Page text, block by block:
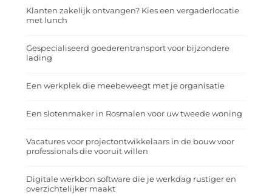
Klanten zakelijk ontvangen? Kies een vergaderlocatie
met lunch
Gespecialiseerd goederentransport voor bijzondere
lading
Een werkplek die meebeweegt met je organisatie
Een slotenmaker in Rosmalen voor uw tweede woning
Vacatures voor projectontwikkelaars in de bouw voor
professionals die vooruit willen
Digitale werkbon software die je werkdag rustiger en
overzichtelijker maakt